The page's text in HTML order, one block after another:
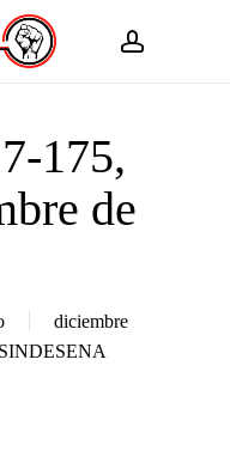
account
175,
de
diciembre